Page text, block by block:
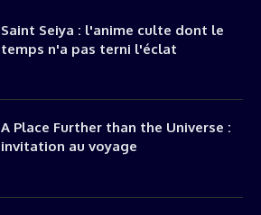
Saint Seiya : l'anime culte dont le
temps n'a pas terni l'éclat
A Place Further than the Universe :
invitation au voyage